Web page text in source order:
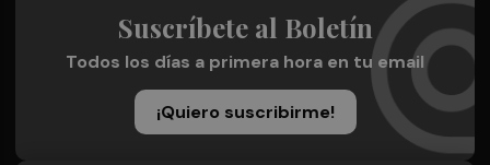
Suscríbete al Boletín
Todos los días a primera hora en tu email
¡Quiero suscribirme!